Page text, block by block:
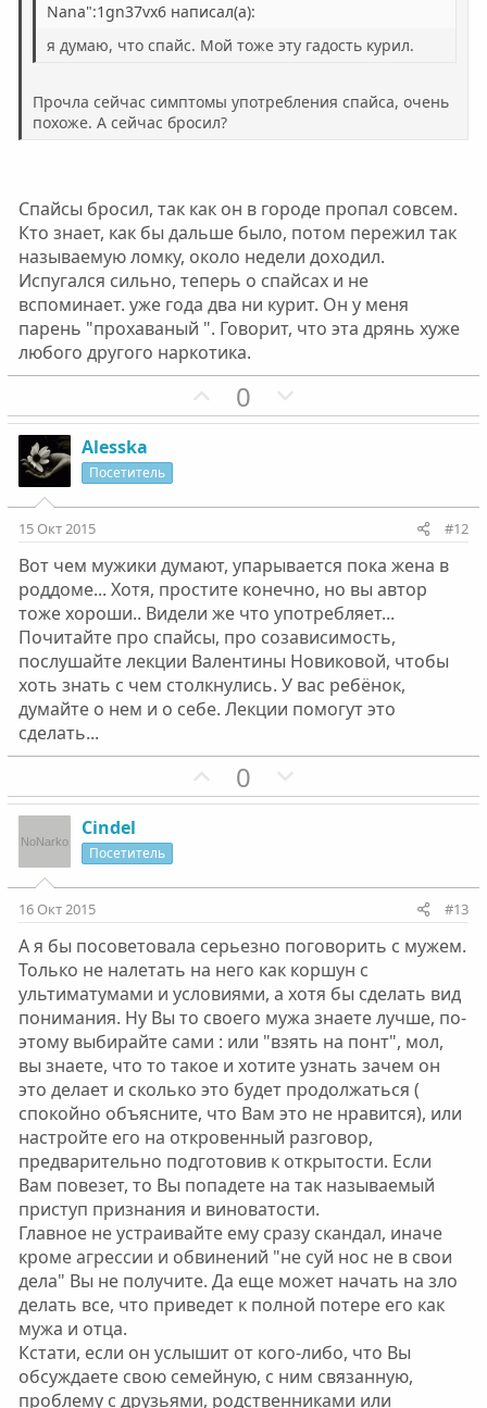
й
г
л
о
г
л
Nana":1gn37vx6 написал(а):
я думаю, что спайс. Мой тоже эту гадость курил.
Прочла сейчас симптомы употребления спайса, очень
похоже. А сейчас бросил?
Спайсы бросил, так как он в городе пропал совсем.
Кто знает, как бы дальше было, потом пережил так
называемую ломку, около недели доходил.
Испугался сильно, теперь о спайсах и не
вспоминает. уже года два ни курит. Он у меня
парень "прохаваный ". Говорит, что эта дрянь хуже
любого другого наркотика.
П
о
т
н
ы
й
г
о
л
с
0
е
т
н
ы
й
г
о
л
с
Alesska
Посетитель
15 Окт 2015 #12
Вот чем мужики думают, упарывается пока жена в
роддоме... Хотя, простите конечно, но вы автор
тоже хороши.. Видели же что употребляет...
Почитайте про спайсы, про созависимость,
послушайте лекции Валентины Новиковой, чтобы
хоть знать с чем столкнулись. У вас ребёнок,
думайте о нем и о себе. Лекции помогут это
сделать...
П
о
т
н
ы
й
г
о
л
о
с
0
е
т
н
ы
й
г
о
л
о
с
Cindel
Посетитель
16 Окт 2015 #13
А я бы посоветовала серьезно поговорить с мужем.
Только не налетать на него как коршун с
ультиматумами и условиями, а хотя бы сделать вид
понимания. Ну Вы то своего мужа знаете лучше, по-
этому выбирайте сами : или "взять на понт", мол,
вы знаете, что то такое и хотите узнать зачем он
это делает и сколько это будет продолжаться (
спокойно объясните, что Вам это не нравится), или
настройте его на откровенный разговор,
предварительно подготовив к открытости. Если
Вам повезет, то Вы попадете на так называемый
приступ признания и виноватости.
Главное не устраивайте ему сразу скандал, иначе
кроме агрессии и обвинений "не суй нос не в свои
дела" Вы не получите. Да еще может начать на зло
делать все, что приведет к полной потере его как
мужа и отца.
Кстати, если он услышит от кого-либо, что Вы
обсуждаете свою семейную, с ним связанную,
проблему с друзьями, родственниками или